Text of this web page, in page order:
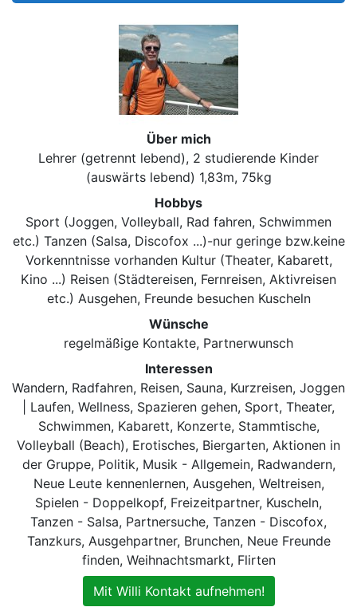
Über mich
Lehrer (getrennt lebend), 2 studierende Kinder
(auswärts lebend) 1,83m, 75kg
Hobbys
Sport (Joggen, Volleyball, Rad fahren, Schwimmen
etc.) Tanzen (Salsa, Discofox ...)-nur geringe bzw.keine
Vorkenntnisse vorhanden Kultur (Theater, Kabarett,
Kino ...) Reisen (Städtereisen, Fernreisen, Aktivreisen
etc.) Ausgehen, Freunde besuchen Kuscheln
Wünsche
regelmäßige Kontakte, Partnerwunsch
Interessen
Wandern, Radfahren, Reisen, Sauna, Kurzreisen, Joggen
| Laufen, Wellness, Spazieren gehen, Sport, Theater,
Schwimmen, Kabarett, Konzerte, Stammtische,
Volleyball (Beach), Erotisches, Biergarten, Aktionen in
der Gruppe, Politik, Musik - Allgemein, Radwandern,
Neue Leute kennenlernen, Ausgehen, Weltreisen,
Spielen - Doppelkopf, Freizeitpartner, Kuscheln,
Tanzen - Salsa, Partnersuche, Tanzen - Discofox,
Tanzkurs, Ausgehpartner, Brunchen, Neue Freunde
finden, Weihnachtsmarkt, Flirten
Mit Willi Kontakt aufnehmen!